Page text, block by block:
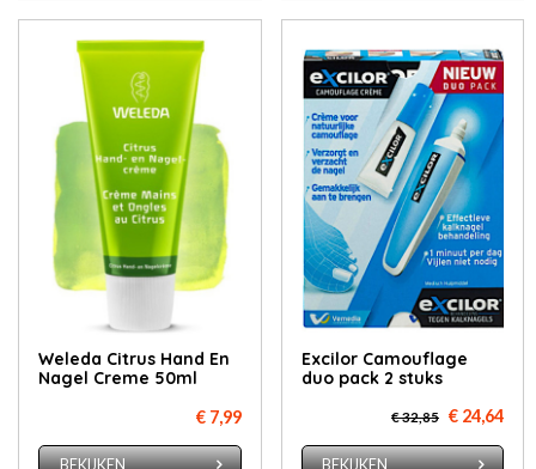
Weleda Citrus Hand En
Nagel Creme 50ml
€ 7,99
BEKIJKEN
Ex­ci­lor Ca­mou­fla­ge
duo pack 2 stuks
€ 32,85 € 24,64
BEKIJKEN